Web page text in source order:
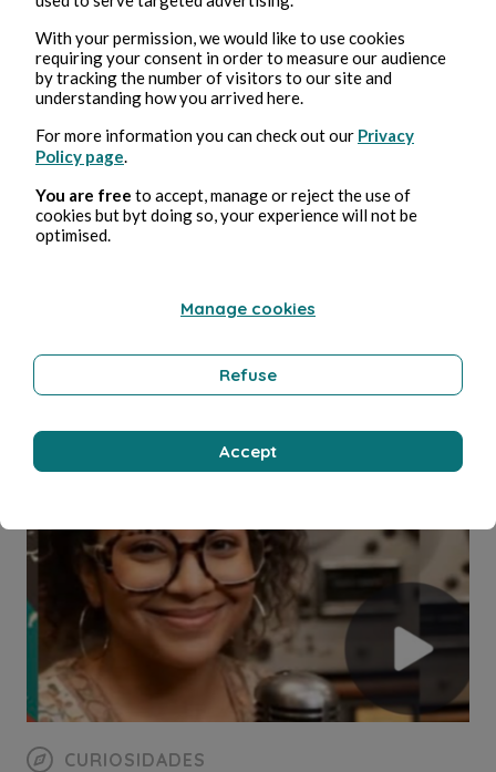
CURIOSIDADES
Le Messager aux plumes
CURIOSIDADES
With your permission, we would like to use cookies
requiring your consent in order to measure our audience
by tracking the number of visitors to our site and
understanding how you arrived here.
For more information you can check out our Privacy
Policy page
You are free to accept, manage or reject the use of
cookies but byt doing so, your experience will not be
optimised.
Manage cookies
Refuse
Accept